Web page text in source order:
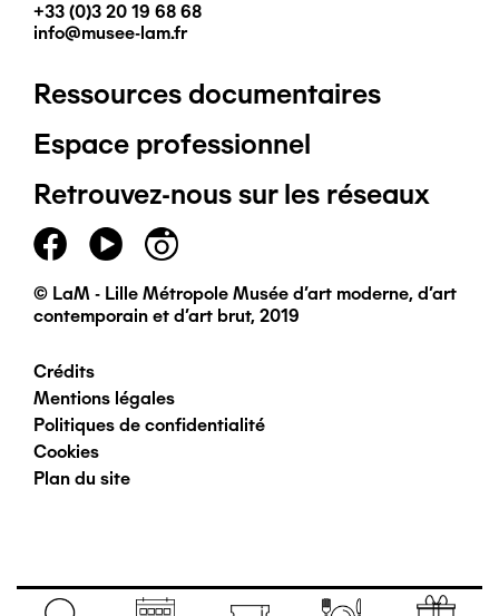
+33 (0)3 20 19 68 68
info@musee-lam.fr
Pied
de
page
principal
Ressources documentaires
Espace professionnel
Retrouvez-nous sur les réseaux
© LaM - Lille Métropole Musée d'art moderne, d'art
contemporain et d'art brut, 2019
Pied
de
page
Crédits
Mentions légales
Politiques de confidentialité
Cookies
Plan du site